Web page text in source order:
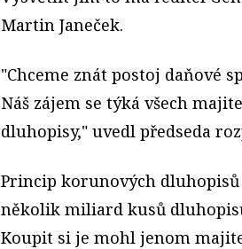
Martin Janeček.
"Chceme znát postoj daňové
Náš zájem se týká všech
dluhopisy," uvedl předseda
Princip korunových
několik miliard kusů
Koupit si je mohl jenom